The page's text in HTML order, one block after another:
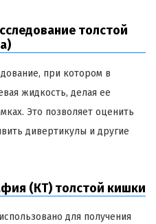
толстой
при котором в
жидкость, делая ее
Это позволяет оценить
дивертикулы и другие
(КТ) толстой кишки
для получения